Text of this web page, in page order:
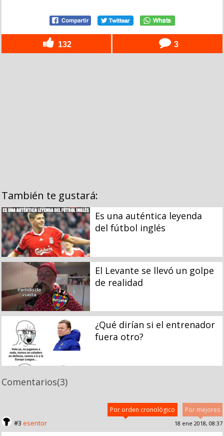
132 3
También te gustará:
Es una auténtica leyenda
del fútbol inglés
El Levante se llevó un golpe
de realidad
¿Qué dirían si el entrenador
fuera otro?
Comentarios(3)
Por mejores
Por orden cronológico
#3 esentor 18 ene 2018, 08:37